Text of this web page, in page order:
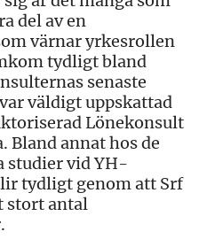
del av en
värnar yrkesrollen
tydligt bland
senaste
väldigt uppskattad
Lönekonsult
Bland annat hos de
studier vid YH-
tydligt genom att Srf
stort antal